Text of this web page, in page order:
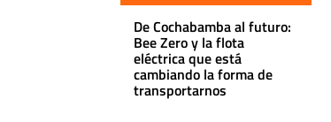
De Cochabamba al futuro:
Bee Zero y la flota
eléctrica que está
cambiando la forma de
transportarnos